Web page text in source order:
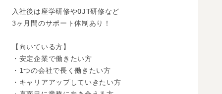
入社後は座学研修やOJT研修など
3ヶ月間のサポート体制あり！
【向いている方】
・安定企業で働きたい方
・1つの会社で長く働きたい方
・キャリアアップしていきたい方